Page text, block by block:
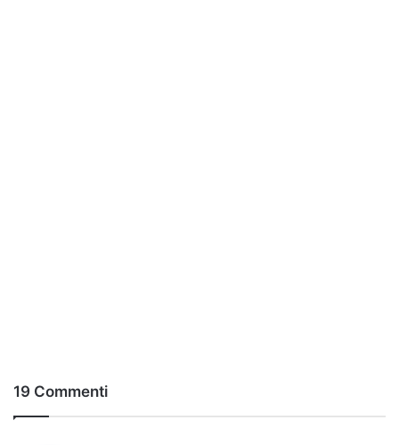
19 Commenti